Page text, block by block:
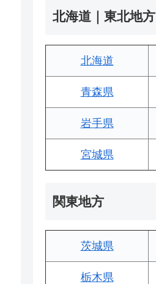
北海道｜東北地方
北海道
青森県
岩手県
宮城県
関東地方
茨城県
栃木県